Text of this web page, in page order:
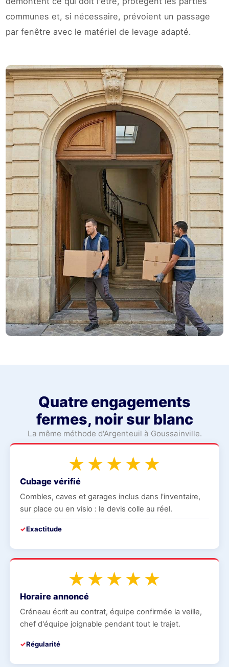
communes et, si nécessaire, prévoient un passage
par fenêtre avec le matériel de levage adapté.
Quatre engagements
fermes, noir sur blanc
La même méthode d'Argenteuil à Goussainville.
★★★★★
Cubage vérifié
Combles, caves et garages inclus dans l'inventaire,
sur place ou en visio : le devis colle au réel.
Exactitude
★★★★★
Horaire annoncé
Créneau écrit au contrat, équipe confirmée la veille,
chef d'équipe joignable pendant tout le trajet.
Régularité